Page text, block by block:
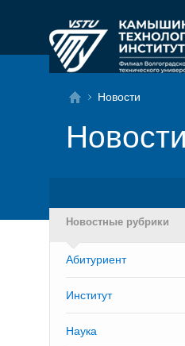
Новости
Новостные рубрики
Абитуриент
Институт
Наука